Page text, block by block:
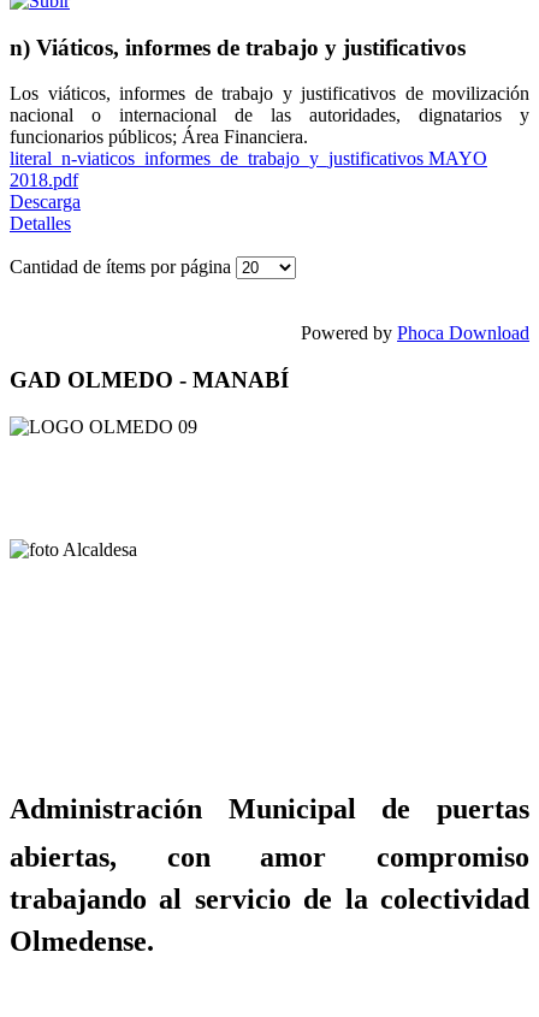
n) Viáticos, informes de trabajo y justificativos
Los viáticos, informes de trabajo y justificativos de movilización
nacional o internacional de las autoridades, dignatarios y
funcionarios públicos; Área Financiera.
literal_n-viaticos_informes_de_trabajo_y_justificativos MAYO
2018.pdf
Descarga
Detalles
Cantidad de ítems por página
Powered by Phoca Download
GAD OLMEDO - MANABÍ
Administración Municipal de puertas
abiertas, con amor compromiso
trabajando al servicio de la colectividad
Olmedense.